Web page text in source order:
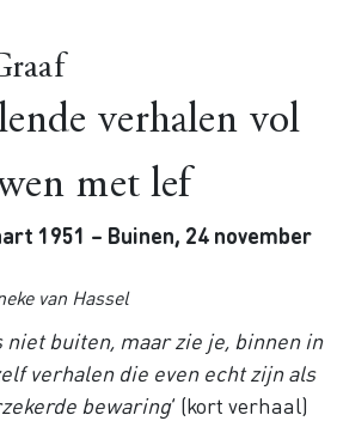
verhalen vol
met lef
1951 – Buinen, 24 november
van Hassel
niet buiten, maar zie je, binnen in
verhalen die even echt zijn als
bewaring’ (kort verhaal)